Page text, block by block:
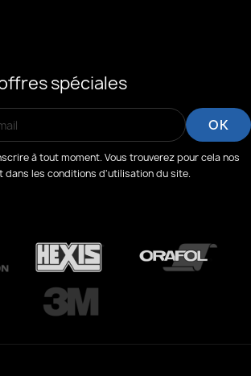
spéciales
à tout moment. Vous trouverez pour cela nos
dans les conditions d'utilisation du site.